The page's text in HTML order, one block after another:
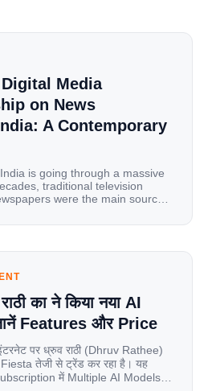
Media
on News
A Contemporary
is going through a massive
traditional television
were the main sources
smartphones, and high-speed
first market where consumers
का ने किया नया AI
Features और Price
पर ध्रुव राठी (Dhruv Rathee)
तेजी से ट्रेंड कर रहा है। यह
Subscription में Multiple AI Models